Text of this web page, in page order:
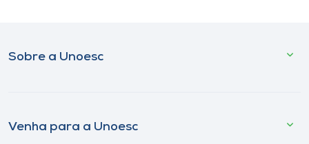
Sobre a Unoesc
Venha para a Unoesc